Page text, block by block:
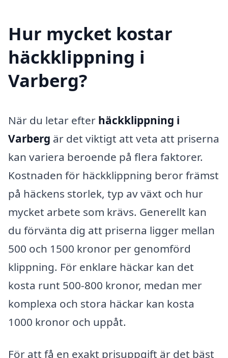
Hur mycket kostar
häckklippning i
Varberg?
När du letar efter häckklippning i
Varberg är det viktigt att veta att priserna
kan variera beroende på flera faktorer.
Kostnaden för häckklippning beror främst
på häckens storlek, typ av växt och hur
mycket arbete som krävs. Generellt kan
du förvänta dig att priserna ligger mellan
500 och 1500 kronor per genomförd
klippning. För enklare häckar kan det
kosta runt 500-800 kronor, medan mer
komplexa och stora häckar kan kosta
1000 kronor och uppåt.
För att få en exakt prisuppgift är det bäst